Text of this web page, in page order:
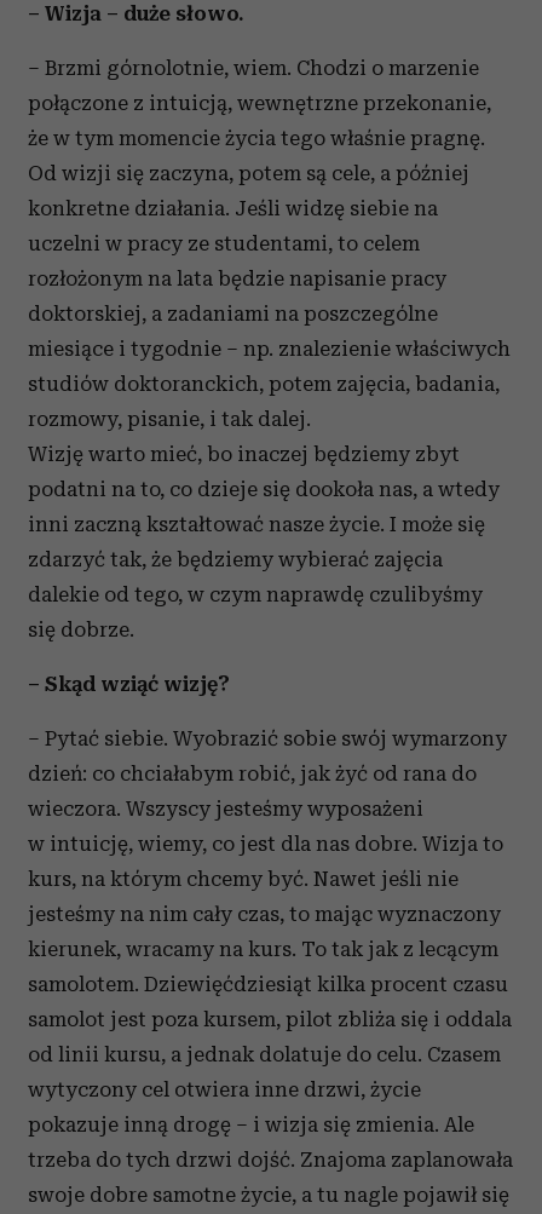
– Wizja – duże słowo.
– Brzmi górnolotnie, wiem. Chodzi o marzenie
połączone z intuicją, wewnętrzne przekonanie,
że w tym momencie życia tego właśnie pragnę.
Od wizji się zaczyna, potem są cele, a później
konkretne działania. Jeśli widzę siebie na
uczelni w pracy ze studentami, to celem
rozłożonym na lata będzie napisanie pracy
doktorskiej, a zadaniami na poszczególne
miesiące i tygodnie – np. znalezienie właściwych
studiów doktoranckich, potem zajęcia, badania,
rozmowy, pisanie, i tak dalej.
Wizję warto mieć, bo inaczej będziemy zbyt
podatni na to, co dzieje się dookoła nas, a wtedy
inni zaczną kształtować nasze życie. I może się
zdarzyć tak, że będziemy wybierać zajęcia
dalekie od tego, w czym naprawdę czulibyśmy
się dobrze.
– Skąd wziąć wizję?
– Pytać siebie. Wyobrazić sobie swój wymarzony
dzień: co chciałabym robić, jak żyć od rana do
wieczora. Wszyscy jesteśmy wyposażeni
w intuicję, wiemy, co jest dla nas dobre. Wizja to
kurs, na którym chcemy być. Nawet jeśli nie
jesteśmy na nim cały czas, to mając wyznaczony
kierunek, wracamy na kurs. To tak jak z lecącym
samolotem. Dziewięćdziesiąt kilka procent czasu
samolot jest poza kursem, pilot zbliża się i oddala
od linii kursu, a jednak dolatuje do celu. Czasem
wytyczony cel otwiera inne drzwi, życie
pokazuje inną drogę – i wizja się zmienia. Ale
trzeba do tych drzwi dojść. Znajoma zaplanowała
swoje dobre samotne życie, a tu nagle pojawił się